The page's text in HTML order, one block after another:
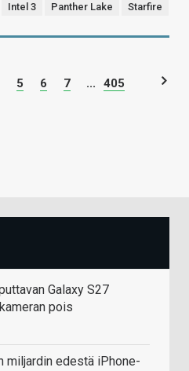
Intel 3 Panther Lake Starfire
5 6 7 ... 405
Galaxy S27
pois
miljardin edestä iPhone-